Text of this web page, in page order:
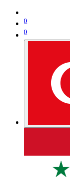
0
0